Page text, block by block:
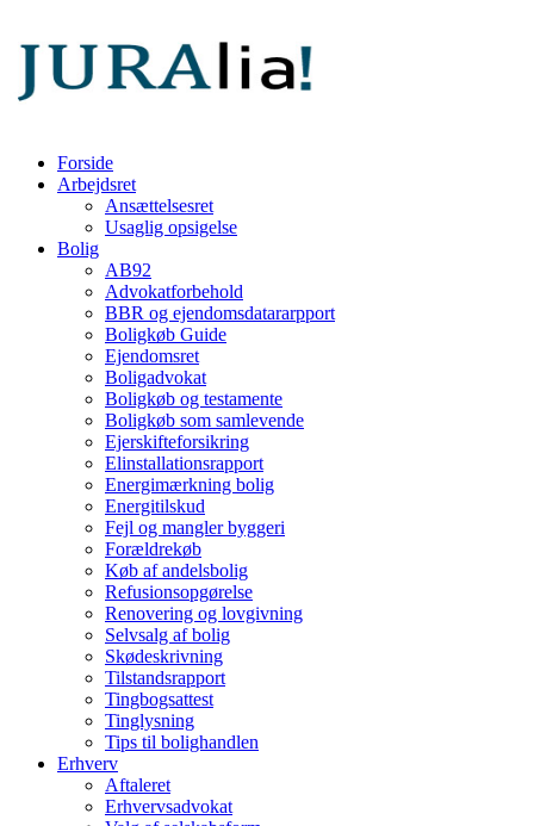
Forside
Arbejdsret
Ansættelsesret
Usaglig opsigelse
Bolig
AB92
Advokatforbehold
BBR og ejendomsdatararpport
Boligkøb Guide
Ejendomsret
Boligadvokat
Boligkøb og testamente
Boligkøb som samlevende
Ejerskifteforsikring
Elinstallationsrapport
Energimærkning bolig
Energitilskud
Fejl og mangler byggeri
Forældrekøb
Køb af andelsbolig
Refusionsopgørelse
Renovering og lovgivning
Selvsalg af bolig
Skødeskrivning
Tilstandsrapport
Tingbogsattest
Tinglysning
Tips til bolighandlen
Erhverv
Aftaleret
Erhvervsadvokat